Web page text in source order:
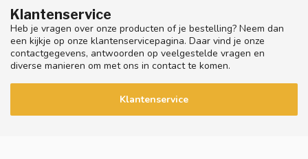
Klantenservice
Heb je vragen over onze producten of je bestelling? Neem dan
een kijkje op onze klantenservicepagina. Daar vind je onze
contactgegevens, antwoorden op veelgestelde vragen en
diverse manieren om met ons in contact te komen.
Klantenservice